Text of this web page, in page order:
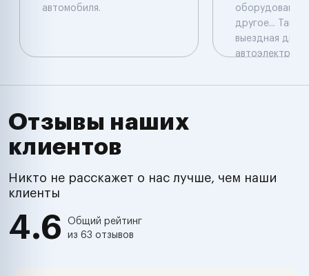
автомобиля.
дpугое...
выездная
автоэлектрика
Отзывы наших
клиентов
Никто не расскажет о нас лучше, чем наши
клиенты
4.6
Общий рейтинг
из 63 отзывов